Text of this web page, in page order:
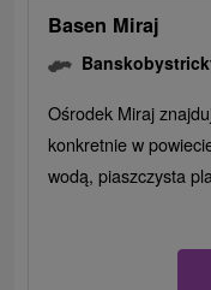
Basen Miraj
Ośrodek Miraj
konkretnie w
wodą, piaszczysta